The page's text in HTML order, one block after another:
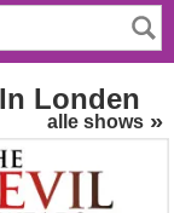
alle shows
In Londen
Prada